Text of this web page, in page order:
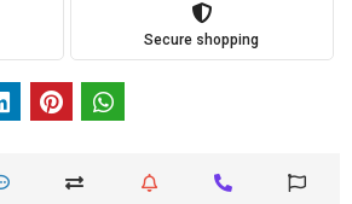
Secure shopping